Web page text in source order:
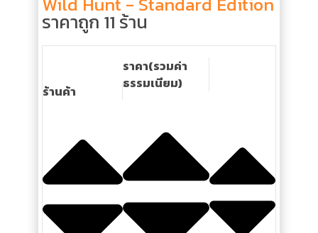
ราคาถูก 11 ร้าน
ร้านค้า
ราคา(รวมค่า
ธรรมเนียม)